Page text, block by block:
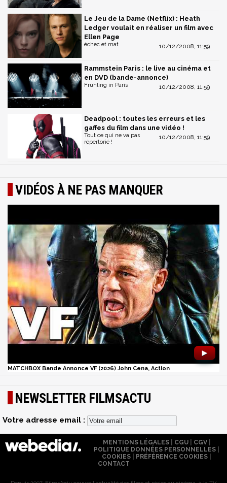
Le Jeu de la Dame (Netflix) : Heath
Ledger voulait en réaliser un film avec
Ellen Page
10/12/2008, 11:59
échec et mat
Rammstein Paris : le live au cinéma et
en DVD (bande-annonce)
10/12/2008, 11:59
Frühling in Paris
Deadpool : toutes les erreurs et les
gaffes du film dans une vidéo !
10/12/2008, 11:59
Tout ce qui ne va pas
répertorié !
VIDÉOS À NE PAS MANQUER
►
MATCHBOX Bande Annonce VF (2026) John Cena, Action
NEWSLETTER FILMSACTU
Votre adresse email :
MENTIONS LÉGALES| CGU| CGV|
POLITIQUE DONNÉES PERSONNELLES
COOKIES
PRÉFÉRENCE COOKIES
CONTACT